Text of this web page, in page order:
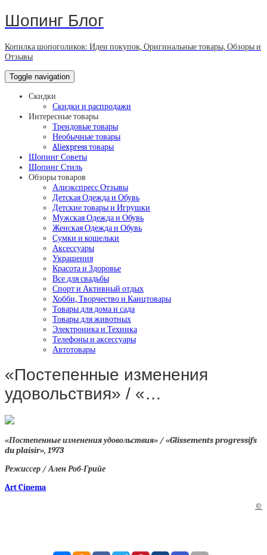
Шопинг Блог
Копилка шопоголиков: Идеи покупок, Оригинальные товары, Обзоры и
Отзывы
Toggle navigation
Скидки
Скидки и распродажи
Интересные товары
Трендовые товары
Необычные товары
Aliexpress товары
Шопинг Советы
Шопинг Стиль
Обзоры товаров
Алиэкспресс Отзывы
Детская Одежда и Обувь
Детские товары и Игрушки
Мужская Одежда и Обувь
Женская Одежда и Обувь
Сумки и кошельки
Аксессуары
Украшения
Красота и Здоровье
Все для свадьбы
Спорт и Активный отдых
Хобби, Творчество и Канцтовары
Товары для дома и сада
Товары для животных
Электроника и Техника
Телефоны и аксессуары
Автотовары
«Постепенные изменения
удовольствия» / «…
«Постепенные изменения удовольствия» / «Glissements progressifs
du plaisir», 1973
Режиссер / Ален Роб-Грийе
Art Cinema
©